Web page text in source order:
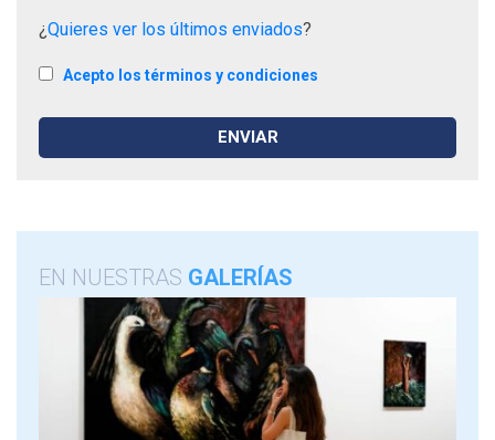
¿Quieres ver los últimos enviados?
Acepto los términos y condiciones
EN NUESTRAS GALERÍAS